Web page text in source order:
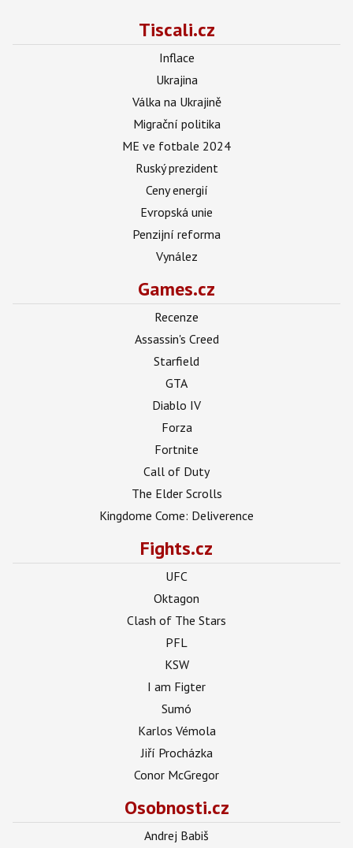
Tiscali.cz
Inflace
Ukrajina
Válka na Ukrajině
Migrační politika
ME ve fotbale 2024
Ruský prezident
Ceny energií
Evropská unie
Penzijní reforma
Vynález
Games.cz
Recenze
Assassin's Creed
Starfield
GTA
Diablo IV
Forza
Fortnite
Call of Duty
The Elder Scrolls
Kingdome Come: Deliverence
Fights.cz
UFC
Oktagon
Clash of The Stars
PFL
KSW
I am Figter
Sumó
Karlos Vémola
Jiří Procházka
Conor McGregor
Osobnosti.cz
Andrej Babiš